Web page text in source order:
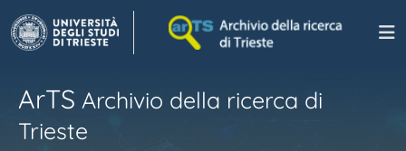
ArTS Archivio della ricerca di
Trieste